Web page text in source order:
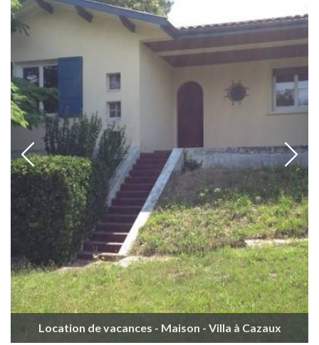
Location de vacances - Maison - Villa à Cazaux